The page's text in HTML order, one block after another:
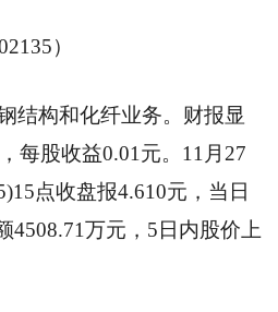
）
结构和化纤业务。财报显
每股收益0.01元。11月27
点收盘报4.610元，当日
4508.71万元，5日内股价上